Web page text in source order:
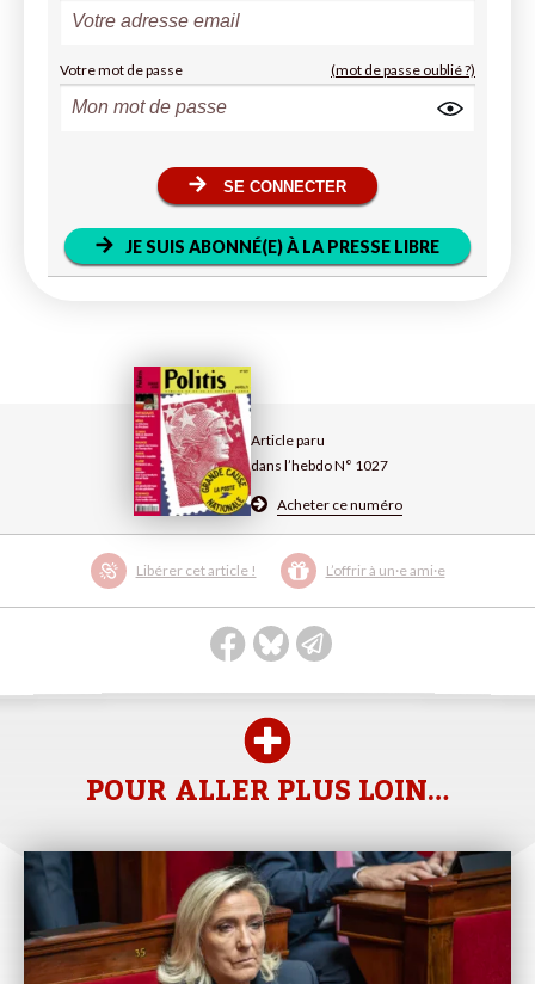
Article paru
dans l’hebdo N° 1027
Acheter ce numéro
Libérer cet article ! L’offrir à un·e ami·e
Votre mot de passe (mot de passe oublié ?)
SE CONNECTER
JE SUIS ABONNÉ(E) À LA PRESSE LIBRE
POUR ALLER PLUS LOIN…